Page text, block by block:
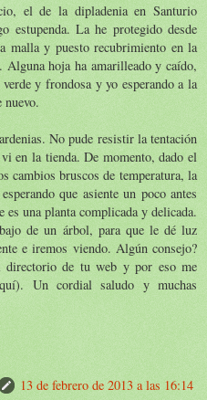
el de la dipladenia en Santurio
estupenda. La he protegido desde
malla y puesto recubrimiento en la
Alguna hoja ha amarilleado y caído,
y frondosa y yo esperando a la
No pude resistir la tentación
en la tienda. De momento, dado el
cambios bruscos de temperatura, la
que asiente un poco antes
es una planta complicada y delicada.
de un árbol, para que le dé luz
e iremos viendo. Algún consejo?
directorio de tu web y por eso me
Un cordial saludo y muchas
13 de febrero de 2013 a las 16:14